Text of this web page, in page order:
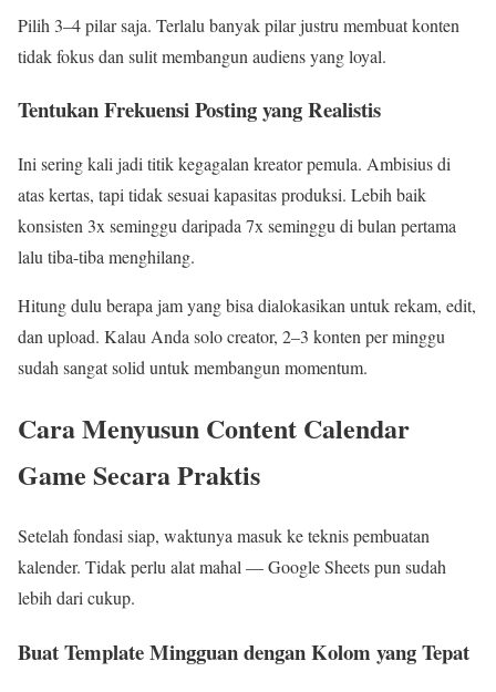
Pilih 3–4 pilar saja. Terlalu banyak pilar justru membuat konten
tidak fokus dan sulit membangun audiens yang loyal.
Tentukan Frekuensi Posting yang Realistis
Ini sering kali jadi titik kegagalan kreator pemula. Ambisius di
atas kertas, tapi tidak sesuai kapasitas produksi. Lebih baik
konsisten 3x seminggu daripada 7x seminggu di bulan pertama
lalu tiba-tiba menghilang.
Hitung dulu berapa jam yang bisa dialokasikan untuk rekam, edit,
dan upload. Kalau Anda solo creator, 2–3 konten per minggu
sudah sangat solid untuk membangun momentum.
Cara Menyusun Content Calendar
Game Secara Praktis
Setelah fondasi siap, waktunya masuk ke teknis pembuatan
kalender. Tidak perlu alat mahal — Google Sheets pun sudah
lebih dari cukup.
Buat Template Mingguan dengan Kolom yang Tepat